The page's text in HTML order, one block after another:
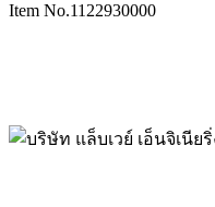
Item No.1122930000